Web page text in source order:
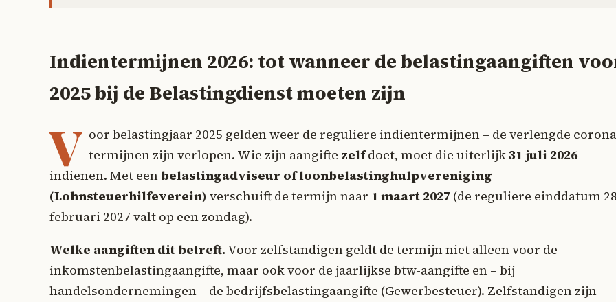
Indientermijnen 2026: tot wanneer de belastingaangiften
2025 bij de Belastingdienst moeten zijn
V oor belastingjaar 2025 gelden weer de reguliere indientermijnen – de verlengde
termijnen zijn verlopen. Wie zijn aangifte zelfdoet, moet die uiterlijk31 juli 2026
indienen. Met een belastingadviseur of loonbelastinghulpvereniging
(Lohnsteuerhilfeverein) verschuift de termijn naar 1 maart 2027 (de reguliere einddatum
februari 2027 valt op een zondag).
Welke aangiften dit betreft. Voor zelfstandigen geldt de termijn niet alleen voor de
inkomstenbelastingaangifte, maar ook voor de jaarlijkse btw-aangifte en – bij
handelsondernemingen – de bedrijfsbelastingaangifte (Gewerbesteuer). Zelfstandigen zijn